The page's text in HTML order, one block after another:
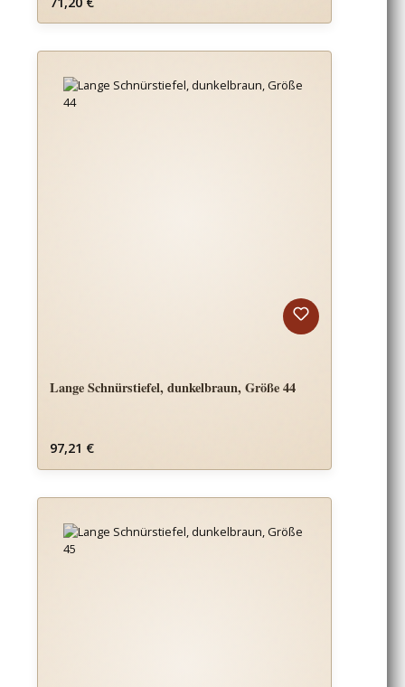
Lange Schnürstiefel, dunkelbraun, Größe 44
Regulärer Preis:
97,21 €